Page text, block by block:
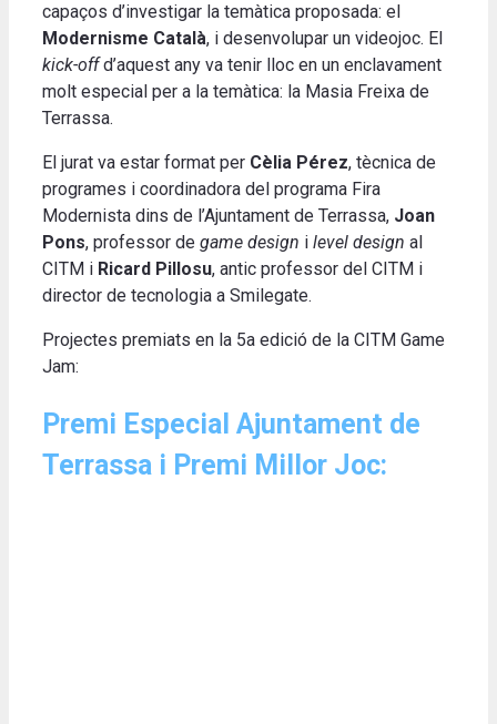
capaços d’investigar la temàtica proposada: el
Modernisme Català, i desenvolupar un videojoc. El
kick-offd’aquest any va tenir lloc en un enclavament
molt especial per a la temàtica: la Masia Freixa de
Terrassa.
El jurat va estar format per Cèlia Pérez, tècnica de
programes i coordinadora del programa Fira
Modernista dins de l’Ajuntament de Terrassa, Joan
Pons, professor de game design i level design al
CITM i Ricard Pillosu, antic professor del CITM i
director de tecnologia a Smilegate.
Projectes premiats en la 5a edició de la CITM Game
Jam:
Premi Especial Ajuntament de
Terrassa i Premi Millor Joc: